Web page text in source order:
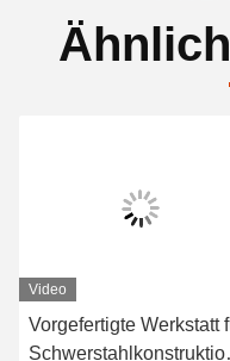
Video
Vorgefertigte Werkstatt